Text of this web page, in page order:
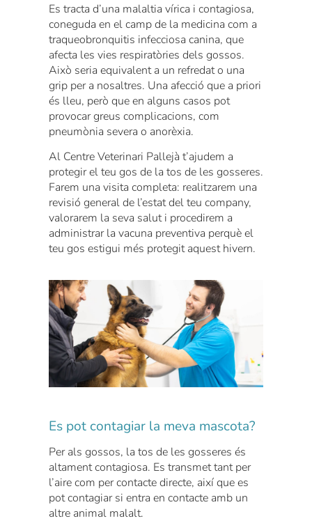
Es tracta d’una malaltia vírica i contagiosa,
coneguda en el camp de la medicina com a
traqueobronquitis infecciosa canina, que
afecta les vies respiratòries dels gossos.
Això seria equivalent a un refredat o una
grip per a nosaltres. Una afecció que a priori
és lleu, però que en alguns casos pot
provocar greus complicacions, com
pneumònia severa o anorèxia.
Al Centre Veterinari Pallejà t’ajudem a
protegir el teu gos de la tos de les gosseres.
Farem una visita completa: realitzarem una
revisió general de l’estat del teu company,
valorarem la seva salut i procedirem a
administrar la vacuna preventiva perquè el
teu gos estigui més protegit aquest hivern.
Es pot contagiar la meva mascota?
Per als gossos, la tos de les gosseres és
altament contagiosa. Es transmet tant per
l’aire com per contacte directe, així que es
pot contagiar si entra en contacte amb un
altre animal malalt.